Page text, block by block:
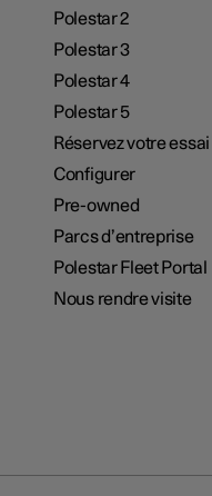
Polestar 2
Polestar 3
Polestar 4
Polestar 5
Réservez votre essai
Configurer
Pre-owned
Parcs d’entreprise
Polestar Fleet Portal
Nous rendre visite